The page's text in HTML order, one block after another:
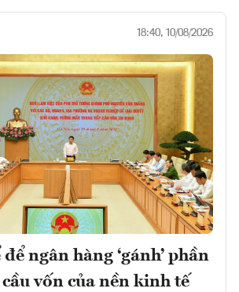
18:40, 10/08/2026
ngân hàng ‘gánh’ phần
vốn của nền kinh tế